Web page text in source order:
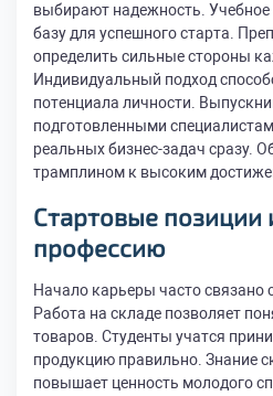
выбирают надежность. Учебное
базу для успешного старта.
определить сильные стороны
Индивидуальный подход
потенциала личности.
подготовленными
реальных бизнес-задач сразу.
трамплином к высоким
Стартовые позиции
профессию
Начало карьеры часто связано
Работа на складе позволяет
товаров. Студенты учатся
продукцию правильно. Знание
повышает ценность молодого